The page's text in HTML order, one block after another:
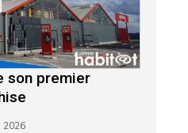
son premier
2026